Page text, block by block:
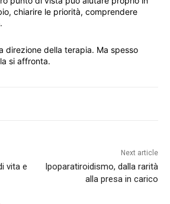
chiarire le priorità, comprendere
direzione della terapia. Ma spesso
si affronta.
vita e
Next article
Ipoparatiroidismo, dalla rarità
alla presa in carico